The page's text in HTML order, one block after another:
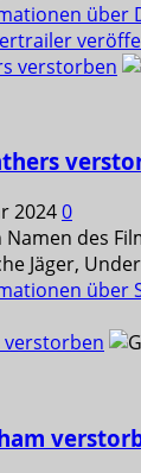
über
verstorben
20240
des
Jäger,
über
verstorben